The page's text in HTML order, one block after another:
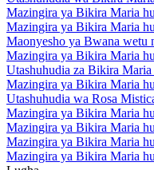
Mazingira ya Bikira Maria
Mazingira ya Bikira Maria
Maonyesho ya Bwana wetu
Mazingira ya Bikira Maria
Utashuhudia za Bikira
Mazingira ya Bikira Maria
Utashuhudia wa Rosa
Mazingira ya Bikira Maria
Mazingira ya Bikira Maria
Mazingira ya Bikira Maria
Mazingira ya Bikira Maria